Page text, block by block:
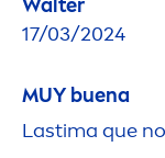
Walter
17/03/2024
MUY buena
Lastima que